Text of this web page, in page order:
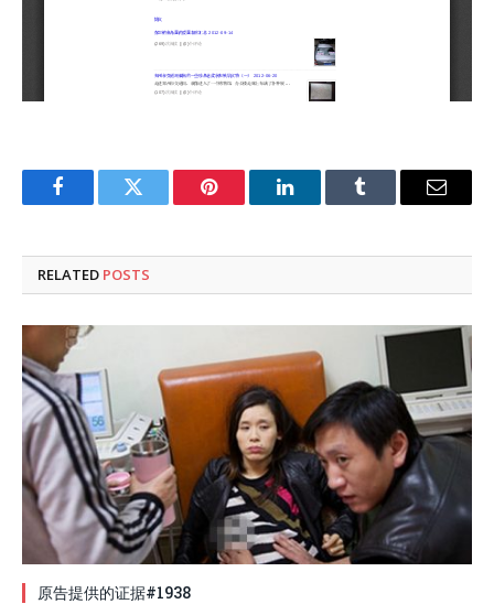
FacebookTwitter Pinterest LinkedInTumblr Email
RELATED POSTS
原告提供的证据#1938